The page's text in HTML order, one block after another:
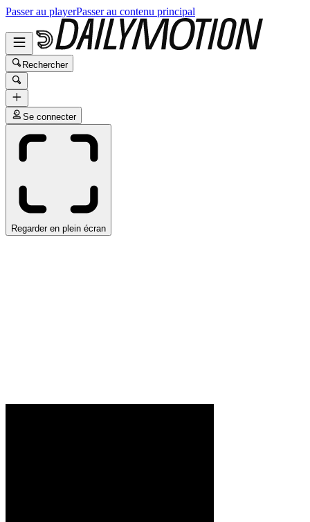
Passer au playerPasser au contenu principal
Rechercher
Se connecter
Regarder en plein écran